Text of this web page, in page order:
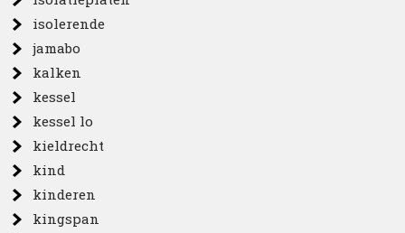
isolerende
jamabo
kalken
kessel
kessel lo
kieldrecht
kind
kinderen
kingspan